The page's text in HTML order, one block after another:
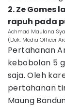
2. Ze Gomes
rapuh pada
Achmad Maulana
(Dok. Media Officer
Pertahanan
kebobolan 5
saja. Oleh
pertahanan
Maung